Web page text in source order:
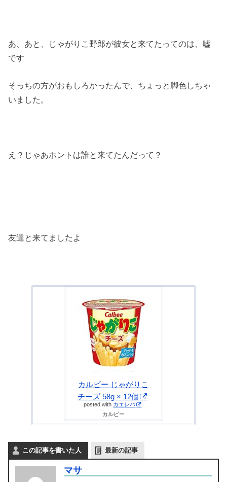
あ、あと、じゃがりこ野郎が彼女と来てたってのは、嘘
です
そっちの方がおもしろかったんで、ちょっと脚色しちゃ
いました。
え？じゃあホントは誰と来てたんだって？
友達と来てましたよ
カルビー じゃがりこ
チーズ 58g × 12個
posted with カエレバ
カルビー
この記事を書いた人 最新の記事
マサ